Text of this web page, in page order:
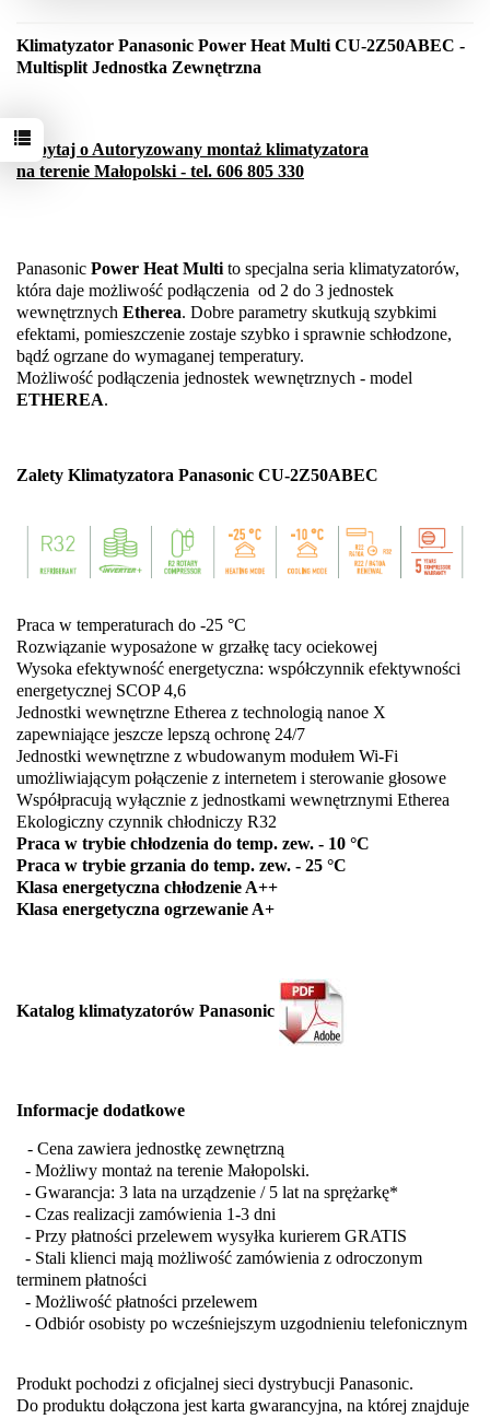
Klimatyzator Panasonic Power Heat Multi CU-2Z50ABEC -
Multisplit Jednostka Zewnętrzna
Zapytaj o Autoryzowany montaż klimatyzatora
na terenie Małopolski - tel. 606 805 330
Panasonic Power Heat Multi to specjalna seria klimatyzatorów,
która daje możliwość podłączenia od 2 do 3 jednostek
wewnętrznych Etherea. Dobre parametry skutkują szybkimi
efektami, pomieszczenie zostaje szybko i sprawnie schłodzone,
bądź ogrzane do wymaganej temperatury.
Możliwość podłączenia jednostek wewnętrznych - model
ETHEREA.
Zalety Klimatyzatora Panasonic CU-2Z50ABEC
Praca w temperaturach do -25 °C
Rozwiązanie wyposażone w grzałkę tacy ociekowej
Wysoka efektywność energetyczna: współczynnik efektywności
energetycznej SCOP 4,6
Jednostki wewnętrzne Etherea z technologią nanoe X
zapewniające jeszcze lepszą ochronę 24/7
Jednostki wewnętrzne z wbudowanym modułem Wi-Fi
umożliwiającym połączenie z internetem i sterowanie głosowe
Współpracują wyłącznie z jednostkami wewnętrznymi Etherea
Ekologiczny czynnik chłodniczy R32
Praca w trybie chłodzenia do temp. zew. - 10 °C
Praca w trybie grzania do temp. zew. - 25 °C
Klasa energetyczna chłodzenie A++
Klasa energetyczna ogrzewanie A+
Katalog klimatyzatorów Panasonic
Informacje dodatkowe
- Cena zawiera jednostkę zewnętrzną
- Możliwy montaż na terenie Małopolski.
- Gwarancja: 3 lata na urządzenie / 5 lat na sprężarkę*
- Czas realizacji zamówienia 1-3 dni
- Przy płatności przelewem wysyłka kurierem GRATIS
- Stali klienci mają możliwość zamówienia z odroczonym
terminem płatności
- Możliwość płatności przelewem
- Odbiór osobisty po wcześniejszym uzgodnieniu telefonicznym
Produkt pochodzi z oficjalnej sieci dystrybucji Panasonic.
Do produktu dołączona jest karta gwarancyjna, na której znajduje